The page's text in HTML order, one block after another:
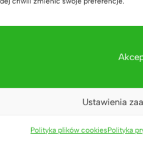
Ustawienia
Polityka plików cookiesPolityka